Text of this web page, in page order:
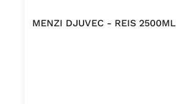
MENZI DJUVEC - REIS 2500ML